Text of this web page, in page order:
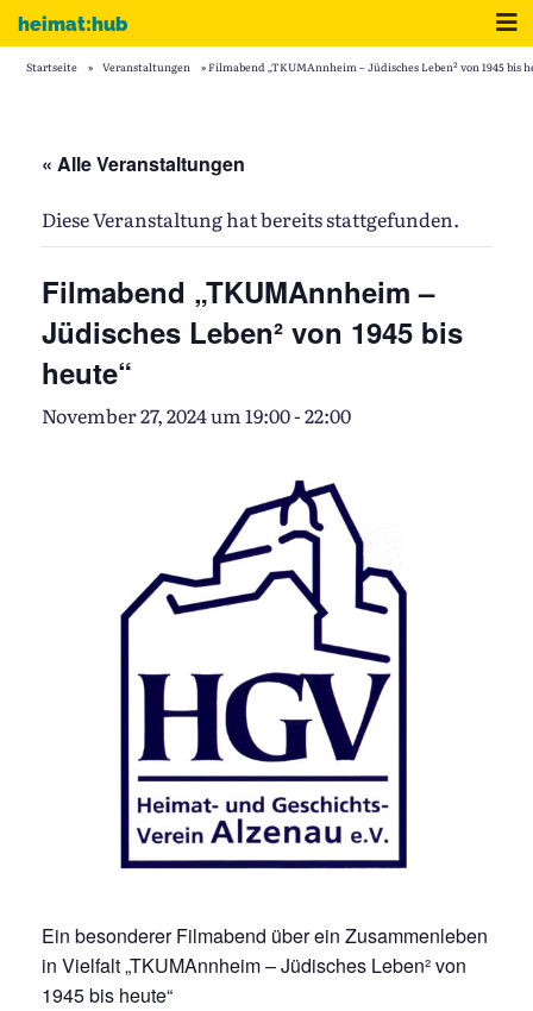
Zum Inhalt
heimat:hub
Startseite » Veranstaltungen »Filmabend „TKUMAnnheim – Jüdisches Leben² von 1945 bis
« Alle Veranstaltungen
Diese Veranstaltung hat bereits stattgefunden.
Filmabend „TKUMAnnheim –
Jüdisches Leben² von 1945 bis
heute“
November 27, 2024 um 19:00-22:00
Ein besonderer Filmabend über ein Zusammenleben
in Vielfalt „TKUMAnnheim – Jüdisches Leben² von
1945 bis heute“